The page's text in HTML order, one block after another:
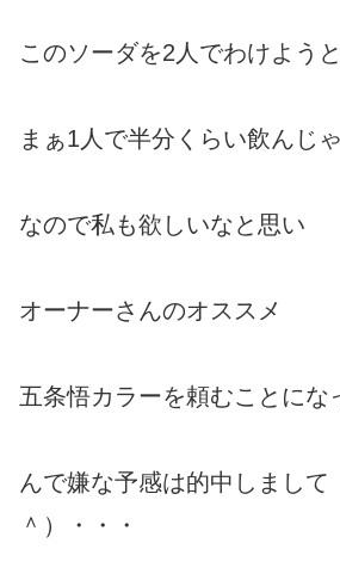
このソーダを2人でわけよう
まぁ1人で半分くらい飲んじ
なので私も欲しいなと思い
オーナーさんのオススメ
五条悟カラーを頼むことにな
んで嫌な予感は的中しまし
＾）・・・